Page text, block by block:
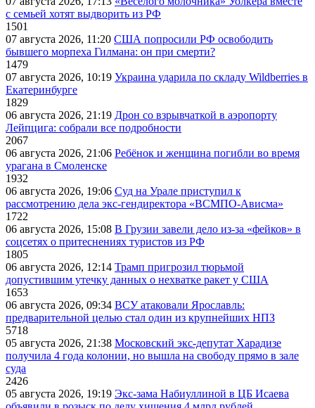
с семьей хотят выдворить из РФ
1501
07 августа 2026, 11:20 США попросили РФ освободить
бывшего морпеха Гилмана: он при смерти?
1479
07 августа 2026, 10:19 Украина ударила по складу Wildberries в
Екатеринбурге
1829
06 августа 2026, 21:19 Дрон со взрывчаткой в аэропорту
Лейпцига: собрали все подробности
2067
06 августа 2026, 21:06 Ребёнок и женщина погибли во время
урагана в Смоленске
1932
06 августа 2026, 19:06 Суд на Урале приступил к
рассмотрению дела экс-гендиректора «ВСМПО-Ависма»
1722
06 августа 2026, 15:08 В Грузии завели дело из-за «фейков» в
соцсетях о притеснениях туристов из РФ
1805
06 августа 2026, 12:14 Трамп пригрозил тюрьмой
допустившим утечку данных о нехватке ракет у США
1653
06 августа 2026, 09:34 ВСУ атаковали Ярославль:
предварительной целью стал один из крупнейших НПЗ
5718
05 августа 2026, 21:38 Московский экс-депутат Харадизе
получила 4 года колонии, но вышла на свободу прямо в зале
суда
2426
05 августа 2026, 19:19 Экс-зама Набиуллиной в ЦБ Исаева